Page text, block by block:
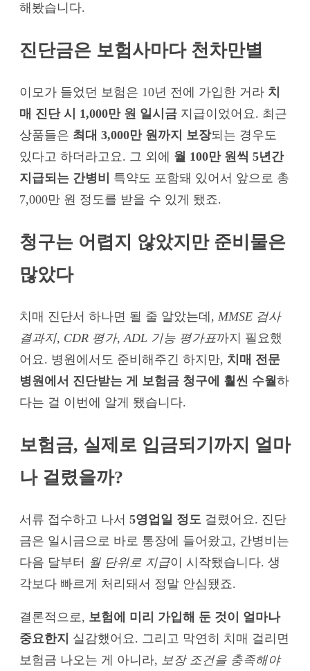
해봤습니다.
진단금은 보험사마다 천차만별
이모가 들었던 보험은 10년 전에 가입한 거라 치
매 진단 시 1,000만 원 일시금 지급이었어요. 최근
상품들은 최대 3,000만 원까지 보장되는 경우도
있다고 하더라고요. 그 외에 월 100만 원씩 5년간
지급되는 간병비
특약도 포함돼 있어서 앞으로 총
7,000만 원 정도를 받을 수 있게 됐죠.
청구는 어렵지 않았지만 준비물은
많았다
치매 진단서 하나면 될 줄 알았는데, MMSE 검사
결과지, CDR 평가, ADL 기능 평가표까지 필요했
어요. 병원에서도 준비해주긴 하지만, 치매 전문
병원에서 진단받는 게 보험금 청구에 훨씬 수월하
다는 걸 이번에 알게 됐습니다.
보험금, 실제로 입금되기까지 얼마
나 걸렸을까?
서류 접수하고 나서 5영업일 정도 걸렸어요. 진단
금은 일시금으로 바로 통장에 들어왔고, 간병비는
다음 달부터 월 단위로 지급이 시작됐습니다. 생
각보다 빠르게 처리돼서 정말 안심됐죠.
결론적으로, 보험에 미리 가입해 둔 것이 얼마나
중요한지 실감했어요. 그리고 막연히 치매 걸리면
보험금 나오는 게 아니라, 보장 조건을 충족해야